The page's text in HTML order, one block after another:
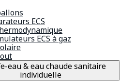
ECS
ECS à gaz
eau & eau chaude sanitaire
individuelle